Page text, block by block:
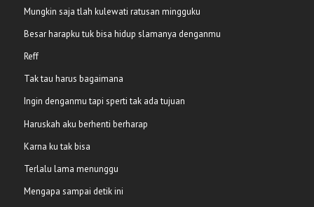
Mungkin saja tlah kulewati ratusan mingguku
Besar harapku tuk bisa hidup slamanya denganmu
Reff
Tak tau harus bagaimana
Ingin denganmu tapi sperti tak ada tujuan
Haruskah aku berhenti berharap
Karna ku tak bisa
Terlalu lama menunggu
Mengapa sampai detik ini